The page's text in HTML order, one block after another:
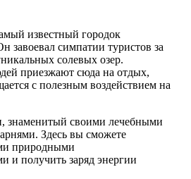
известный городок
завоевал симпатии туристов за
солевых озер.
приезжают сюда на отдых,
с полезным воздействием на
знаменитый своими лечебными
Здесь вы сможете
природными
и получить заряд энергии